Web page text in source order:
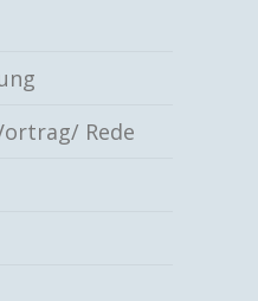
Rede